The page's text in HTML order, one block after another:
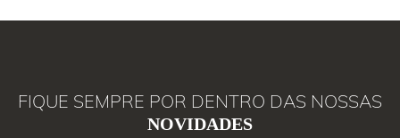
FIQUE SEMPRE POR DENTRO DAS NOSSAS
NOVIDADES